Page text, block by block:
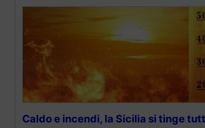
Caldo e incendi, la Sicilia si tinge